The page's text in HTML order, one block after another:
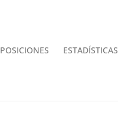
POSICIONES ESTADÍSTICAS